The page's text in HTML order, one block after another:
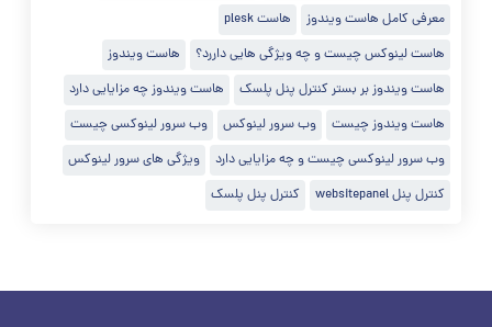
معرفی کامل هاست ویندوز
هاست plesk
هاست لینوکس چیست و چه ویژگی هایی داررد؟
هاست ویندوز
هاست ویندوز بر بستر کنترل پنل پلسک
هاست ویندوز چه مزایایی دارد
هاست ویندوز چیست
وب سرور لینوکس
وب سرور لینوکسی چیست
وب سرور لینوکسی چیست و چه مزایایی دارد
ویژگی های سرور لینوکس
کنترل پنل websitepanel
کنترل پنل پلسک